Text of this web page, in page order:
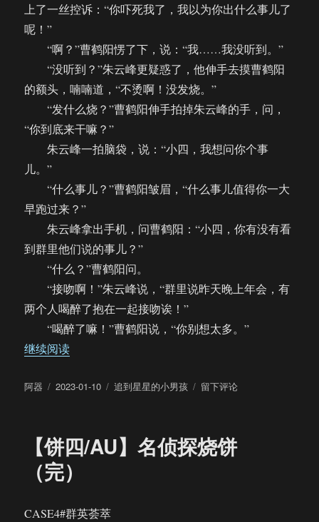
上了一丝控诉：“你吓死我了，我以为你出什么事儿了
呢！”
“啊？”曹鹤阳愣了下，说：“我……我没听到。”
“没听到？”朱云峰更疑惑了，他伸手去摸曹鹤阳
的额头，喃喃道，“不烫啊！没发烧。”
“发什么烧？”曹鹤阳伸手拍掉朱云峰的手，问，
“你到底来干嘛？”
朱云峰一拍脑袋，说：“小四，我想问你个事
儿。”
“什么事儿？”曹鹤阳皱眉，“什么事儿值得你一大
早跑过来？”
朱云峰拿出手机，问曹鹤阳：“小四，你有没有看
到群里他们说的事儿？”
“什么？”曹鹤阳问。
“接吻啊！”朱云峰说，“群里说昨天晚上年会，有
两个人喝醉了抱在一起接吻诶！”
“喝醉了嘛！”曹鹤阳说，“你别想太多。”
继续阅读“【饼四/AU】惊！年会上有人喝醉了亲同事！（
作
阿器
发
2023-01-10
分
追到星星的小男孩
于
年
会
留下评论
【饼四/AU】名侦探烧饼
（完）
CASE4#群英荟萃